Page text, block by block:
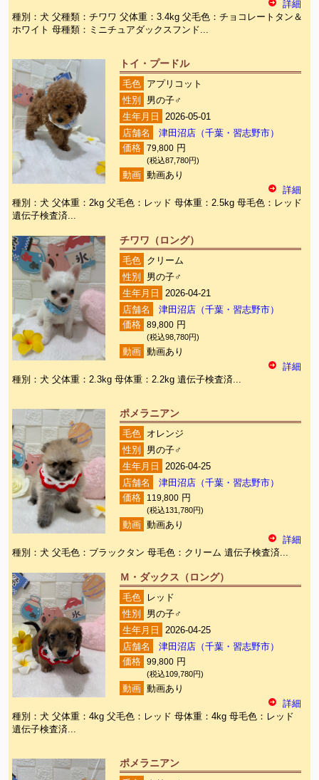
詳細
種別：犬 父種類：チワワ 父体重：3.4kg 父毛色：チョコレートタン＆
ホワイト 母種類：ミニチュアダックスフンド...
トイ・プードル
毛色
アプリコット
性別
男の子♂
生年月日
2026-05-01
店舗名
津田沼店（千葉・習志野市）
価格 79,800 円
(税込87,780円)
動画
動画あり
詳細
種別：犬 父体重：2kg 父毛色：レッド 母体重：2.5kg 母毛色：レッド
遺伝子検査済...
チワワ（ロング）
毛色
クリーム
性別
男の子♂
生年月日
2026-04-21
店舗名
津田沼店（千葉・習志野市）
価格 89,800 円
(税込98,780円)
動画
動画あり
詳細
種別：犬 父体重：2.3kg 母体重：2.2kg 遺伝子検査済...
ポメラニアン
毛色
オレンジ
性別
男の子♂
生年月日
2026-04-25
店舗名
津田沼店（千葉・習志野市）
価格
119,800 円
(税込131,780円)
動画
動画あり
詳細
種別：犬 父毛色：ブラックタン 母毛色：クリーム 遺伝子検査済...
Ｍ・ダックス（ロング）
毛色
レッド
性別
男の子♂
生年月日
2026-04-25
店舗名
津田沼店（千葉・習志野市）
価格 99,800 円
(税込109,780円)
動画
動画あり
詳細
種別：犬 父体重：4kg 父毛色：レッド 母体重：4kg 母毛色：レッド
遺伝子検査済...
ポメラニアン